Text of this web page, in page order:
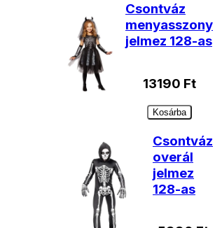
Csontváz
menyasszony
jelmez 128-as
13190 Ft
Kosárba
Csontváz
overál
jelmez
128-as